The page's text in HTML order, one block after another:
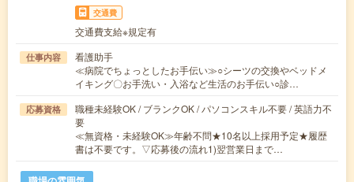
交通費
交通費支給※規定有
仕事内容
看護助手
≪病院でちょっとしたお手伝い≫○シーツの交換やベッドメ
イキング〇お手洗い・入浴など生活のお手伝い○診…
応募資格
職種未経験OK / ブランクOK / パソコンスキル不要 / 英語力不
要
≪無資格・未経験OK≫年齢不問★10名以上採用予定★履歴
書は不要です。▽応募後の流れ1)翌営業日まで…